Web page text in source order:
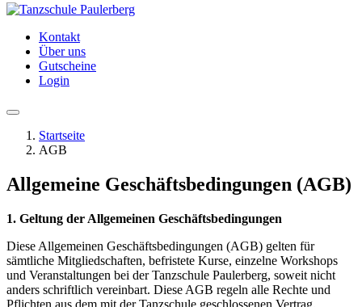
Kontakt
Über uns
Gutscheine
Login
Startseite
AGB
Allgemeine Geschäftsbedingungen (AGB)
1. Geltung der Allgemeinen Geschäftsbedingungen
Diese Allgemeinen Geschäftsbedingungen (AGB) gelten für
sämtliche Mitgliedschaften, befristete Kurse, einzelne Workshops
und Veranstaltungen bei der Tanzschule Paulerberg, soweit nicht
anders schriftlich vereinbart. Diese AGB regeln alle Rechte und
Pflichten aus dem mit der Tanzschule geschlossenen Vertrag.